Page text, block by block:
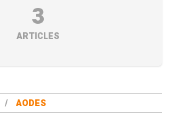
3
ARTICLES
AODES